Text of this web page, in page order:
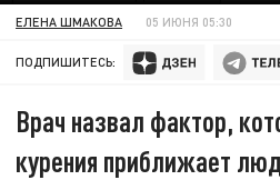
ЕЛЕНА ШМАКОВА 05 ИЮНЯ 05:30
ПОДПИШИТЕСЬ:
Врач назвал фактор,
курения приближает